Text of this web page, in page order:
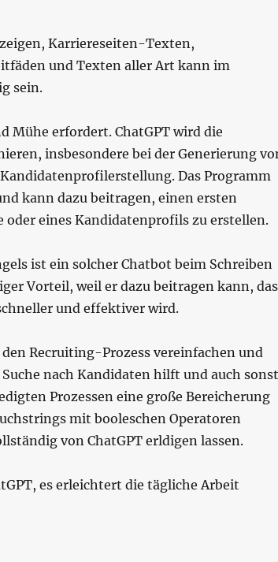
Karriereseiten-Texten,
und Texten aller Art kann im
sein.
Mühe erfordert. ChatGPT wird die
insbesondere bei der Generierung
Das Programm
kann dazu beitragen, einen ersten
oder eines Kandidatenprofils zu erstellen.
ist ein solcher Chatbot beim Schreiben
Vorteil, weil er dazu beitragen kann,
und effektiver wird.
Recruiting-Prozess vereinfachen und
nach Kandidaten hilft und auch sonst
Prozessen eine große Bereicherung
mit booleschen Operatoren
von ChatGPT erldigen lassen.
es erleichtert die tägliche Arbeit